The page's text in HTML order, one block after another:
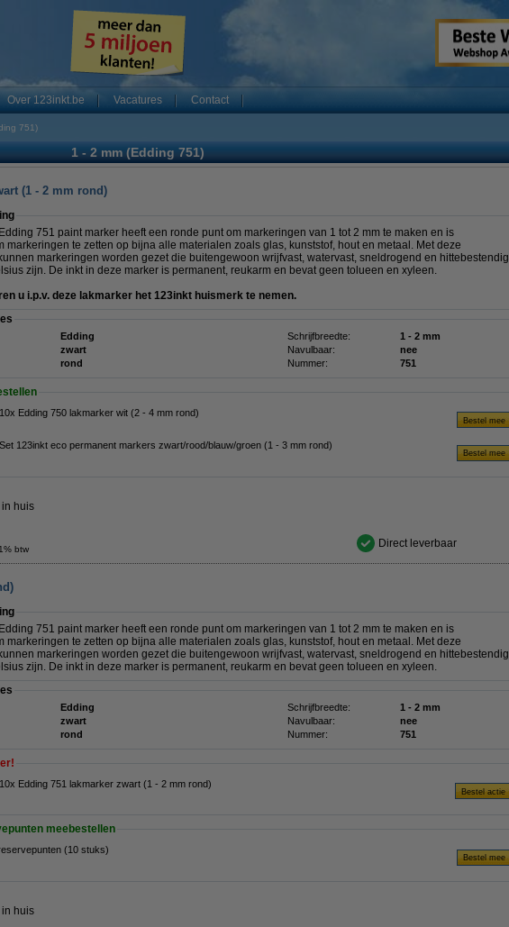
Over 123inkt.be Vacatures Contact
751)
1 - 2 mm (Edding 751)
(1 - 2 mm rond)
751 paint marker heeft een ronde punt om markeringen van 1 tot 2 mm te maken en is
markeringen te zetten op bijna alle materialen zoals glas, kunststof, hout en metaal. Met deze
markeringen worden gezet die buitengewoon wrijfvast, watervast, sneldrogend en hittebestendig
zijn. De inkt in deze marker is permanent, reukarm en bevat geen tolueen en xyleen.
u i.p.v. deze lakmarker het 123inkt huismerk te nemen.
Edding Schrijfbreedte:
1 - 2 mm
zwart Navulbaar:
nee
rond Nummer: 751
Edding 750 lakmarker wit (2 - 4 mm rond)
123inkt eco permanent markers zwart/rood/blauw/groen (1 - 3 mm rond)
in huis
btw Direct leverbaar
751 paint marker heeft een ronde punt om markeringen van 1 tot 2 mm te maken en is
markeringen te zetten op bijna alle materialen zoals glas, kunststof, hout en metaal. Met deze
markeringen worden gezet die buitengewoon wrijfvast, watervast, sneldrogend en hittebestendig
zijn. De inkt in deze marker is permanent, reukarm en bevat geen tolueen en xyleen.
Edding Schrijfbreedte:
1 - 2 mm
zwart Navulbaar:
nee
rond Nummer: 751
Edding 751 lakmarker zwart (1 - 2 mm rond)
meebestellen
(10 stuks)
in huis